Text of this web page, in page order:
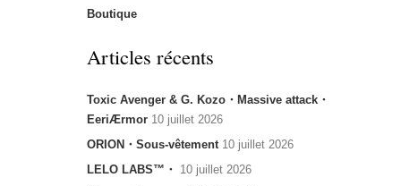
Boutique
Articles récents
Toxic Avenger & G. Kozo・Massive attack・
EeriÆrmor 10 juillet 2026
ORION・Sous-vêtement 10 juillet 2026
LELO LABS™・ 10 juillet 2026